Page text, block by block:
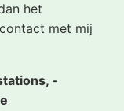
het
met mij
-